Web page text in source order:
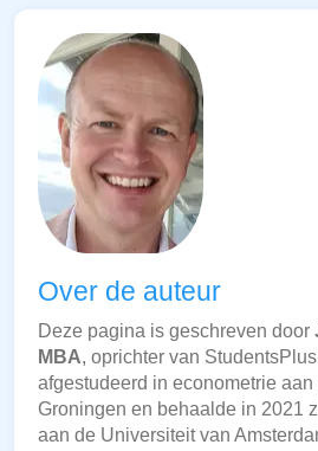
Over de auteur
Deze pagina is geschreven door
MBA, oprichter van
afgestudeerd in econometrie
Groningen en behaalde in 2021
aan de Universiteit van